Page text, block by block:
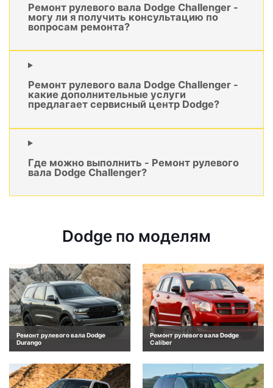
Ремонт рулевого вала Dodge Challenger -
могу ли я получить консультацию по
вопросам ремонта?
Ремонт рулевого вала Dodge Challenger -
какие дополнительные услуги
предлагает сервисный центр Dodge?
Где можно выполнить - Ремонт рулевого
вала Dodge Challenger?
Dodge по моделям
Ремонт рулевого вала Dodge
Durango
Ремонт рулевого вала Dodge
Caliber